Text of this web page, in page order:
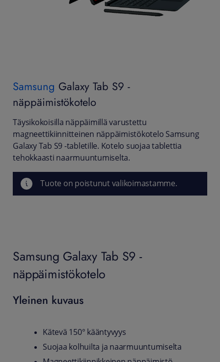
Samsung Galaxy Tab S9 -
näppäimistökotelo
Täysikokoisilla näppäimillä varustettu
magneettikiinnitteinen näppäimistökotelo Samsung
Galaxy Tab S9 -tabletille. Kotelo suojaa tablettia
tehokkaasti naarmuuntumiselta.
Tuote on poistunut valikoimastamme.
Samsung Galaxy Tab S9 -
näppäimistökotelo
Yleinen kuvaus
Kätevä 150° kääntyvyys
Suojaa kolhuilta ja naarmuuntumiselta